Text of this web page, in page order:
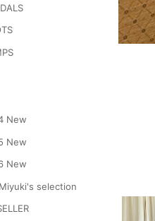
New
New
New
selection